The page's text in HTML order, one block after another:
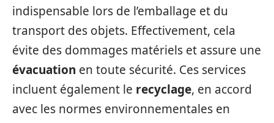
indispensable lors de l’emballage et du
transport des objets. Effectivement, cela
évite des dommages matériels et assure une
évacuation en toute sécurité. Ces services
incluent également le recyclage, en accord
avec les normes environnementales en